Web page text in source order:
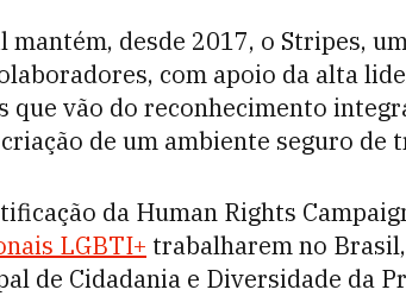
desde 2017, o Stripes,
com apoio da alta
vão do reconhecimento
de um ambiente seguro de
da Human Rights
LGBTI+ trabalharem no
de Cidadania e Diversidade da